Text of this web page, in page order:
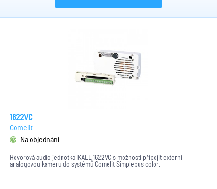
1622VC
Comelit
Na objednání
Hovorová audio jednotka IKALL 1622VC s možností připojit externí
analogovou kameru do systémů Comelit Simplebus color.